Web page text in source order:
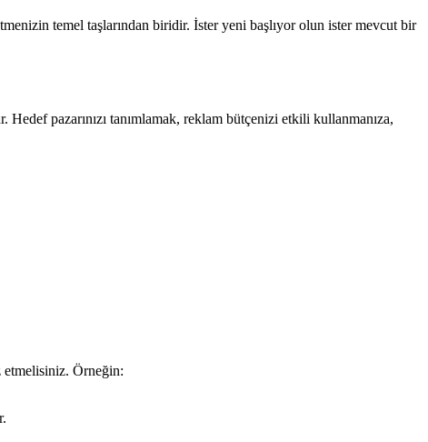
temel taşlarından biridir. İster yeni başlıyor olun ister mevcut bir
pazarınızı tanımlamak, reklam bütçenizi etkili kullanmanıza,
etmelisiniz. Örneğin: